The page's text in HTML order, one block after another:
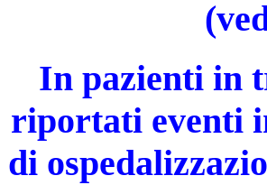
In pazienti in
riportati eventi
di